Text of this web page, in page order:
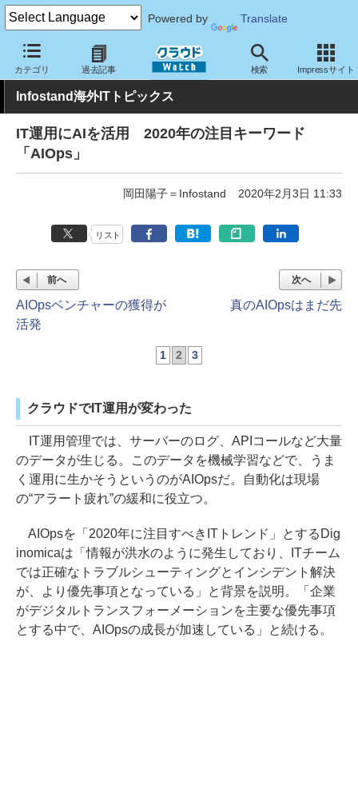
Powered by Translate
カテゴリ 過去記事 検索 Impressサイト
クラウド Watch トピック 業界動向
Infostand海外ITトピックス
IT運用にAIを活用 2020年の注目キーワード
「AIOps」
岡田陽子＝Infostand 2020年2月3日 11:33
リスト
前へ
AIOpsベンチャーの獲得が
活発
次へ
真のAIOpsはまだ先
1 2 3
クラウドでIT運用が変わった
IT運用管理では、サーバーのログ、APIコールなど大量
のデータが生じる。このデータを機械学習などで、うま
く運用に生かそうというのがAIOpsだ。自動化は現場
の“アラート疲れ”の緩和に役立つ。
AIOpsを「2020年に注目すべきITトレンド」とするDig
inomicaは「情報が洪水のように発生しており、ITチーム
では正確なトラブルシューティングとインシデント解決
が、より優先事項となっている」と背景を説明。「企業
がデジタルトランスフォーメーションを主要な優先事項
とする中で、AIOpsの成長が加速している」と続ける。